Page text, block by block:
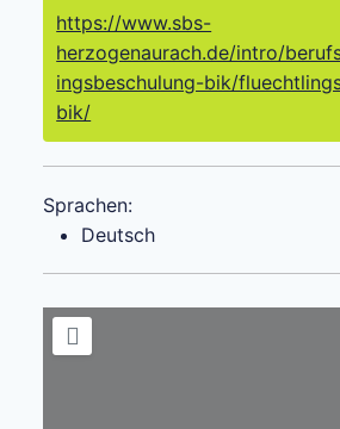
https://www.sbs-
herzogenaurach.de/intro/
ingsbeschulung-bik/
bik/
Sprachen:
Deutsch